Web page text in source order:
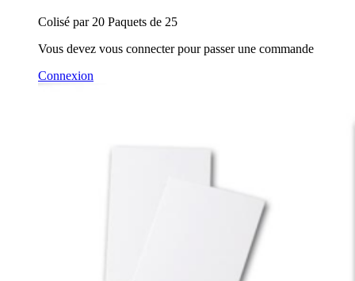
Colisé par 20 Paquets de 25
Vous devez vous connecter pour passer une commande
Connexion